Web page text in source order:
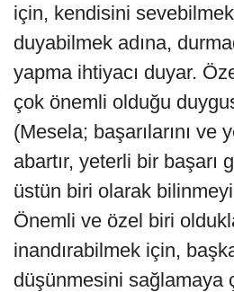
için, kendisini
duyabilmek adına,
yapma ihtiyacı duyar.
çok önemli olduğu
(Mesela; başarılarını ve
abartır, yeterli bir başarı
üstün biri olarak
Önemli ve özel biri
inandırabilmek için,
düşünmesini sağ­lamaya